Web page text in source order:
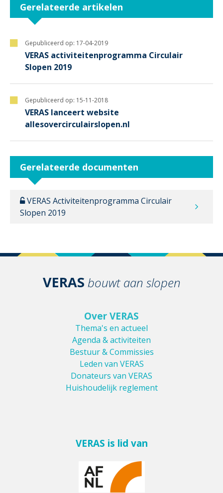
Gerelateerde artikelen
Gepubliceerd op: 17-04-2019
VERAS activiteitenprogramma Circulair
Slopen 2019
Gepubliceerd op: 15-11-2018
VERAS lanceert website
allesovercirculairslopen.nl
Gerelateerde documenten
VERAS Activiteitenprogramma Circulair
Slopen 2019
VERAS bouwt aan slopen
Over VERAS
Thema's en actueel
Agenda & activiteiten
Bestuur & Commissies
Leden van VERAS
Donateurs van VERAS
Huishoudelijk reglement
VERAS is lid van